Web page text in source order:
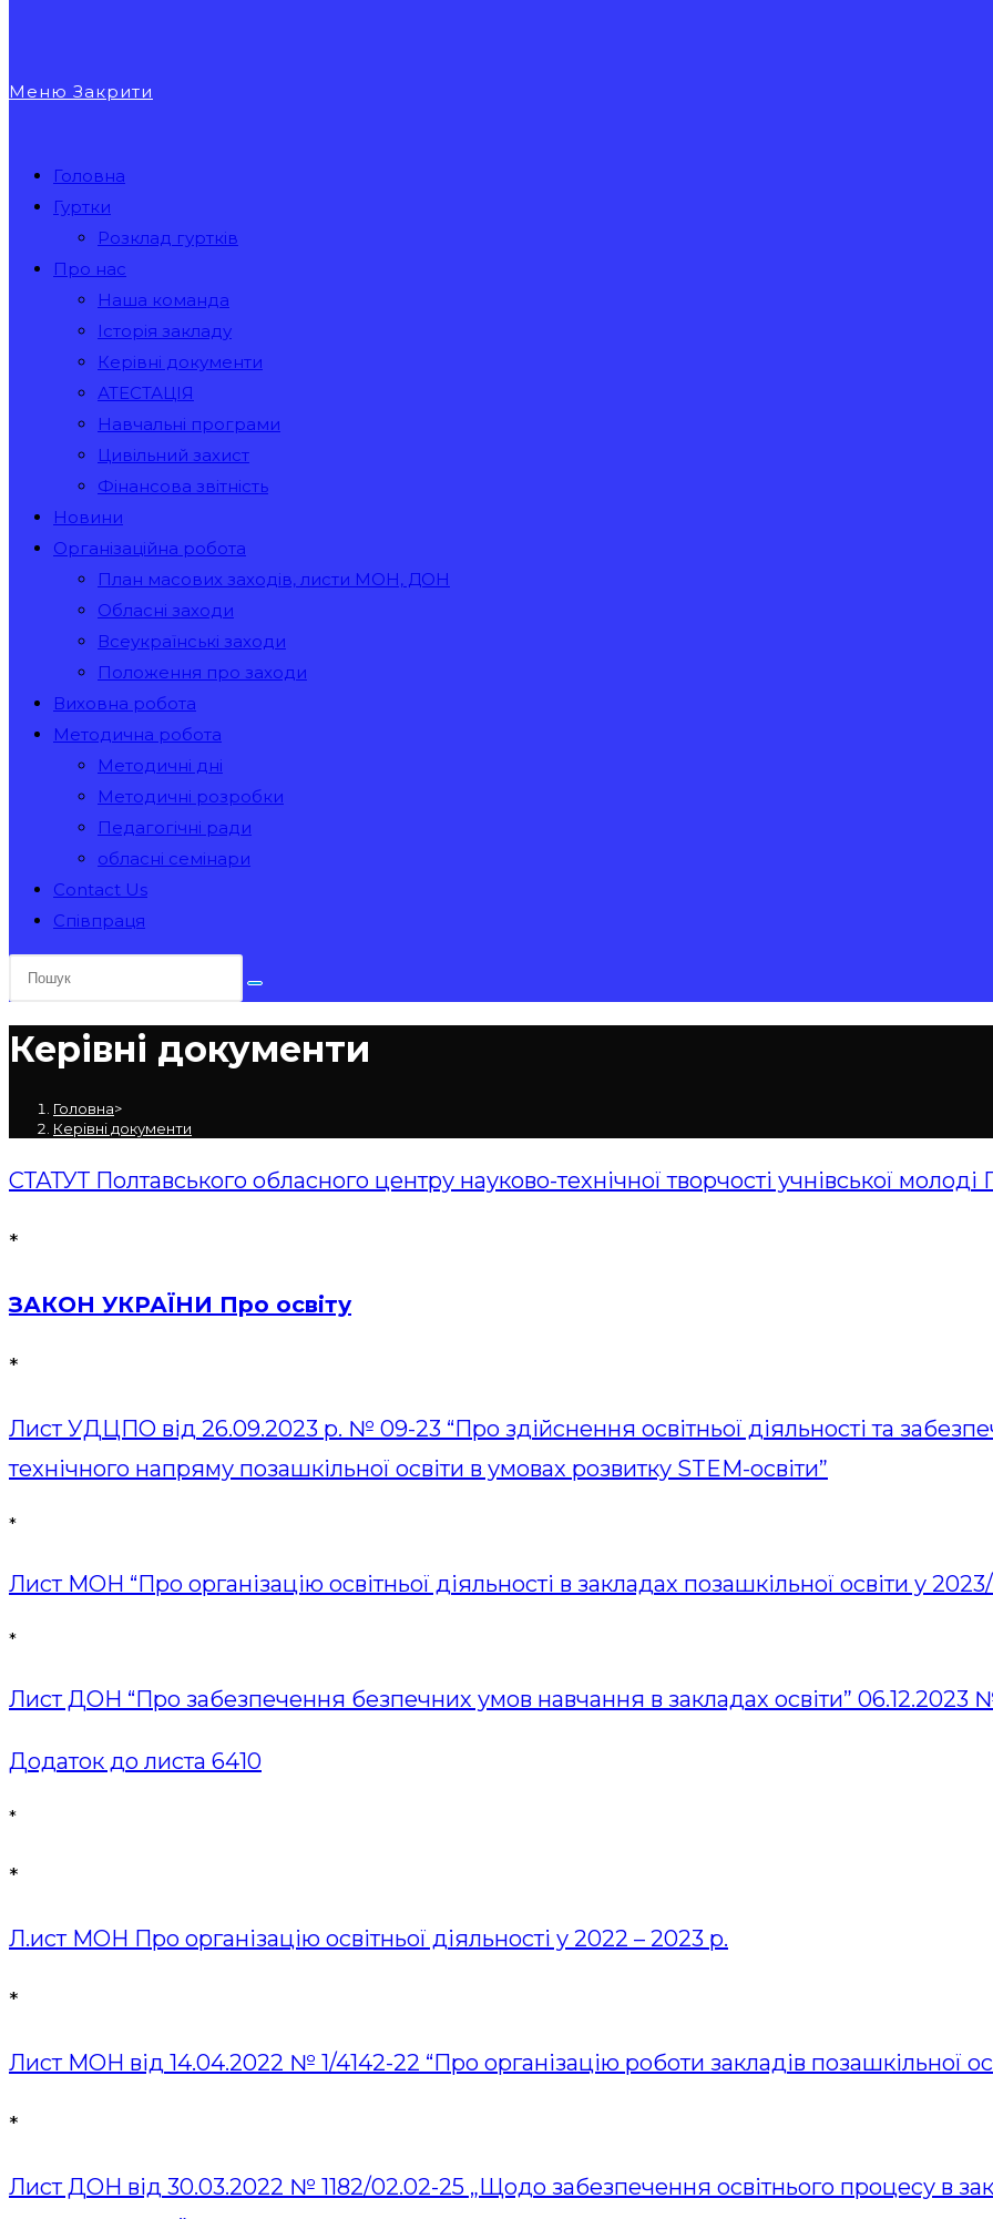
Меню Закрити
Головна
Гуртки
Розклад гуртків
Про нас
Наша команда
Історія закладу
Керівні документи
АТЕСТАЦІЯ
Навчальні програми
Цивільний захист
Фінансова звітність
Новини
Організаційна робота
План масових заходів, листи МОН, ДОН
Обласні заходи
Всеукраїнські заходи
Положення про заходи
Виховна робота
Методична робота
Методичні дні
Методичні розробки
Педагогічні ради
обласні семінари
Contact Us
Співпраця
Керівні документи
Головна>
Керівні документи
СТАТУТ Полтавського обласного центру науково-технічної творчості учнівської молоді
*
ЗАКОН УКРАЇНИ Про освіту
*
Лист УДЦПО від 26.09.2023 р. № 09-23 “Про здійснення освітньої діяльності та
технічного напряму позашкільної освіти в умовах розвитку STEM-освіти”
*
Лист МОН “Про організацію освітньої діяльності в закладах позашкільної освіти у
*
Лист ДОН “Про забезпечення безпечних умов навчання в закладах освіти” 06.12.2023
Додаток до листа 6410
*
*
Л.ист МОН Про організацію освітньої діяльності у 2022 – 2023 р.
*
Лист МОН від 14.04.2022 № 1/4142-22 “Про організацію роботи закладів позашкільної
*
Лист ДОН від 30.03.2022 № 1182/02.02-25 „Щодо забезпечення освітнього процесу в